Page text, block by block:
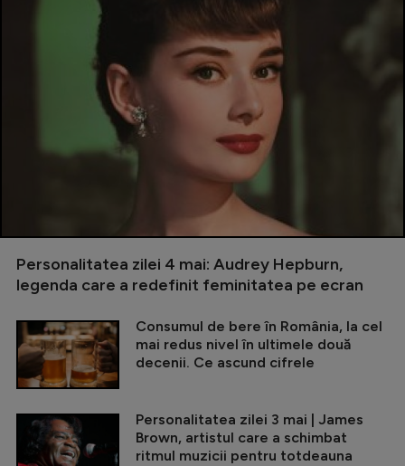
Personalitatea zilei 4 mai: Audrey Hepburn,
legenda care a redefinit feminitatea pe ecran
Consumul de bere în România, la cel
mai redus nivel în ultimele două
decenii. Ce ascund cifrele
Personalitatea zilei 3 mai | James
Brown, artistul care a schimbat
ritmul muzicii pentru totdeauna